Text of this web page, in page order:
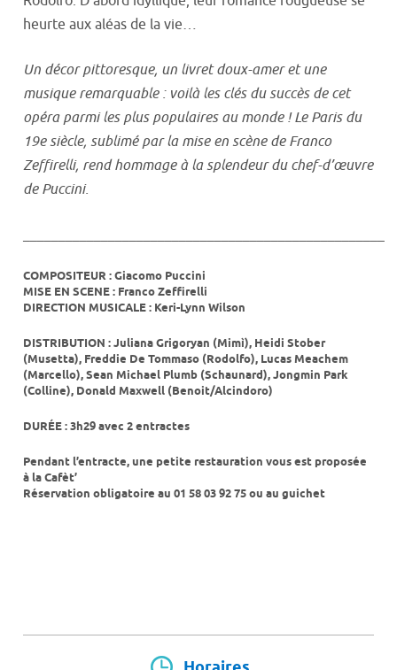
heurte aux aléas de la vie…
Un décor pittoresque, un livret doux-amer et une
musique remarquable : voilà les clés du succès de cet
opéra parmi les plus populaires au monde ! Le Paris du
19e siècle, sublimé par la mise en scène de Franco
Zeffirelli, rend hommage à la splendeur du chef-d’œuvre
de Puccini.
COMPOSITEUR : Giacomo Puccini
MISE EN SCENE : Franco Zeffirelli
DIRECTION MUSICALE : Keri-Lynn Wilson
DISTRIBUTION : Juliana Grigoryan (Mimì), Heidi Stober
(Musetta), Freddie De Tommaso (Rodolfo), Lucas Meachem
(Marcello), Sean Michael Plumb (Schaunard), Jongmin Park
(Colline), Donald Maxwell (Benoit/Alcindoro)
DURÉE : 3h29 avec 2 entractes
Pendant l’entracte, une petite restauration vous est proposée
à la Cafèt’
Réservation obligatoire au 01 58 03 92 75 ou au guichet